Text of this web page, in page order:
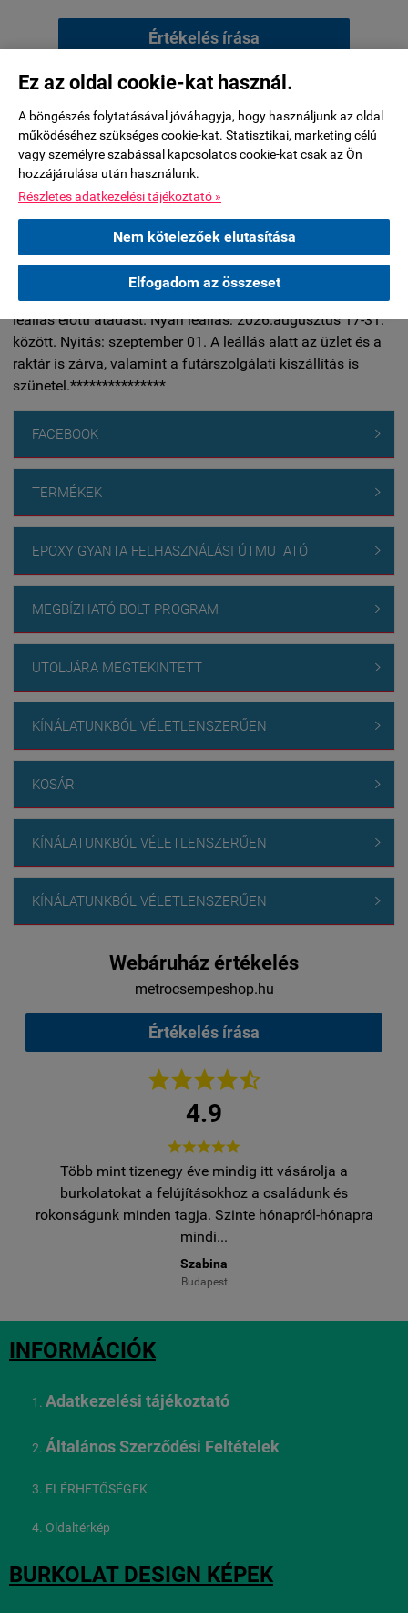
Ez az oldal cookie-kat használ.
A böngészés folytatásával jóváhagyja, hogy használjunk az oldal
működéséhez szükséges cookie-kat. Statisztikai, marketing célú
vagy személyre szabással kapcsolatos cookie-kat csak az Ön
hozzájárulása után használunk.
Részletes adatkezelési tájékoztató »
Nem kötelezőek elutasítása
Elfogadom az összeset
Értékelés írása
KÉRDÉSEK ÉS VÁLASZOK:
Jelenleg nincsenek kérdések ehhez a termékhez.
Kérdés küldése
***********A készleten nem lévő termékeknél a 2026.július
29-éig leadott rendelések esetében tudjuk biztosítani a nyári
leállás előtti átadást. Nyári leállás: 2026.augusztus 17-31.
között. Nyitás: szeptember 01. A leállás alatt az üzlet és a
raktár is zárva, valamint a futárszolgálati kiszállítás is
szünetel.***************
FACEBOOK 
TERMÉKEK 
EPOXY GYANTA FELHASZNÁLÁSI ÚTMUTATÓ 
MEGBÍZHATÓ BOLT PROGRAM 
UTOLJÁRA MEGTEKINTETT 
KÍNÁLATUNKBÓL VÉLETLENSZERŰEN 
KOSÁR 
KÍNÁLATUNKBÓL VÉLETLENSZERŰEN 
KÍNÁLATUNKBÓL VÉLETLENSZERŰEN 
Webáruház értékelés
metrocsempeshop.hu
Értékelés írása

4.9

Több mint tizenegy éve mindig itt vásárolja a
burkolatokat a felújításokhoz a családunk és
rokonságunk minden tagja. Szinte hónapról-hónapra
mindi...
Szabina
Budapest
INFORMÁCIÓK
Adatkezelési tájékoztató
Általános Szerződési Feltételek
ELÉRHETŐSÉGEK
Oldaltérkép
BURKOLAT DESIGN KÉPEK